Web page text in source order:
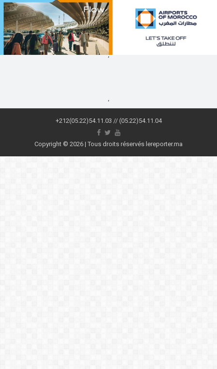
,
,
+212(05.22)54.11.03 // (05.22)54.11.04
Copyright © 2026 | Tous droits réservés lereporter.ma